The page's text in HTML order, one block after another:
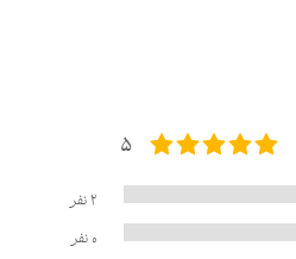
5
2نفر
0نفر